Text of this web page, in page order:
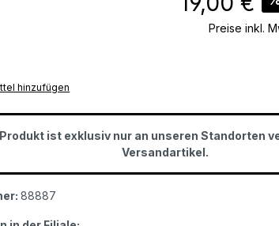
Preise inkl.
hinzufügen
ist exklusiv nur an unseren Standorten
Versandartikel.
88887